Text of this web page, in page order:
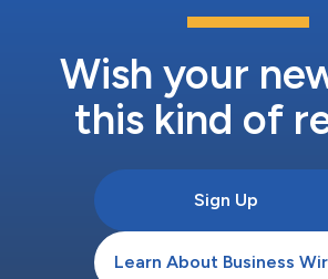
Wish your
this kind of
Sign Up
Learn About Business